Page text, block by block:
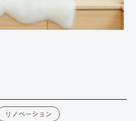
リノベーション